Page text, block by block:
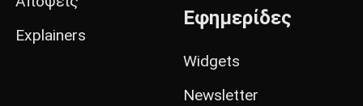
Explainers
Εφημερίδες
Widgets
Newsletter